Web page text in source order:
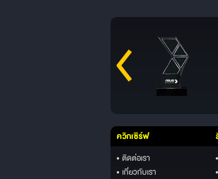
ควิกเซิร์ฟ
• ติดต่อเรา
• เกี่ยวกับเรา